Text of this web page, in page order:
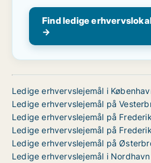
Find ledige
→
Ledige erhvervslejemål i
Ledige erhvervslejemål på
Ledige erhvervslejemål på
Ledige erhvervslejemål på
Ledige erhvervslejemål på
Ledige erhvervslejemål i Nordhavn